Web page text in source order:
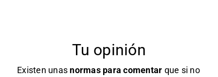
Tu opinión
Existen unas normas para comentar que si no